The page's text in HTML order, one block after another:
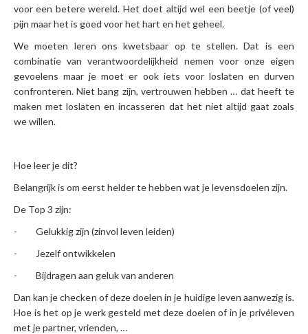
voor een betere wereld. Het doet altijd wel een beetje (of veel)
pijn maar het is goed voor het hart en het geheel.
We moeten leren ons kwetsbaar op te stellen. Dat is een
combinatie van verantwoordelijkheid nemen voor onze eigen
gevoelens maar je moet er ook iets voor loslaten en durven
confronteren. Niet bang zijn, vertrouwen hebben … dat heeft te
maken met loslaten en incasseren dat het niet altijd gaat zoals
we willen.
Hoe leer je dit?
Belangrijk is om eerst helder te hebben wat je levensdoelen zijn.
De Top 3 zijn:
- Gelukkig zijn (zinvol leven leiden)
- Jezelf ontwikkelen
- Bijdragen aan geluk van anderen
Dan kan je checken of deze doelen in je huidige leven aanwezig is.
Hoe is het op je werk gesteld met deze doelen of in je privéleven
met je partner, vrienden, …